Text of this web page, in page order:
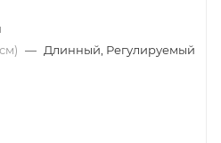
— Длинный, Регулируемый